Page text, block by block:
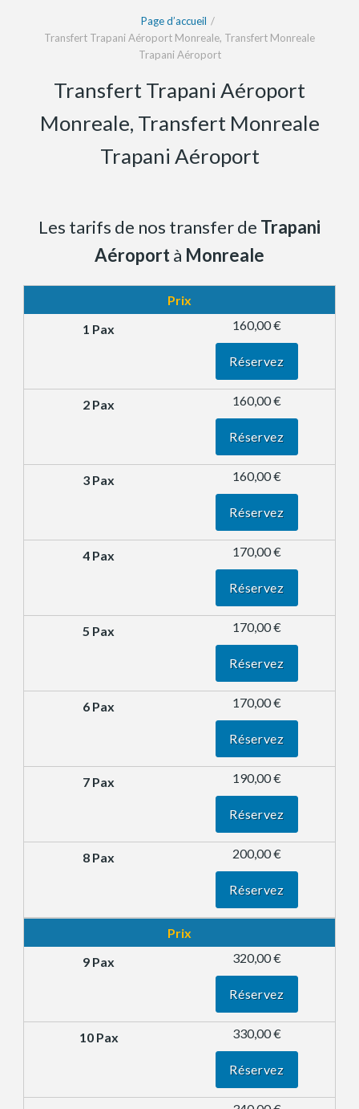
Page d’accueil
Transfert Trapani Aéroport Monreale, Transfert Monreale
Trapani Aéroport
Transfert Trapani Aéroport
Monreale, Transfert Monreale
Trapani Aéroport
Les tarifs de nos transfer de Trapani
Aéroportà Monreale
Prix
160,00 €
Réservez
160,00 €
Réservez
160,00 €
Réservez
170,00 €
Réservez
170,00 €
Réservez
170,00 €
Réservez
190,00 €
Réservez
200,00 €
Réservez
Prix
320,00 €
Réservez
330,00 €
Réservez